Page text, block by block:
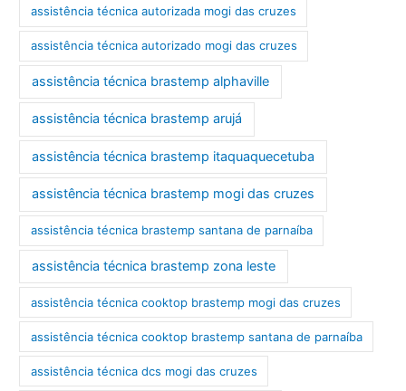
assistência técnica autorizada mogi das cruzes
assistência técnica autorizado mogi das cruzes
assistência técnica brastemp alphaville
assistência técnica brastemp arujá
assistência técnica brastemp itaquaquecetuba
assistência técnica brastemp mogi das cruzes
assistência técnica brastemp santana de parnaíba
assistência técnica brastemp zona leste
assistência técnica cooktop brastemp mogi das cruzes
assistência técnica cooktop brastemp santana de parnaíba
assistência técnica dcs mogi das cruzes